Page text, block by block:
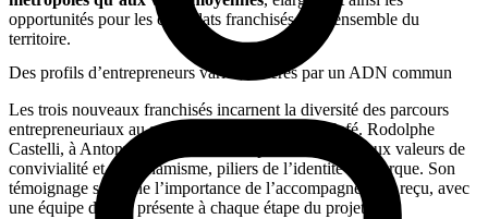
opportunités pour les candidats franchisés sur l’ensemble du
territoire.
Des profils d’entrepreneurs variés, fédérés par un ADN commun
Les trois nouveaux franchisés incarnent la diversité des parcours
entrepreneuriaux au sein du réseau Columbus Café. Rodolphe
Castelli, à Antony, représente l’entrepreneur attaché aux valeurs de
convivialité et de dynamisme, piliers de l’identité de marque. Son
témoignage souligne l’importance de l’accompagnement reçu, avec
une équipe dédiée présente à chaque étape du projet.